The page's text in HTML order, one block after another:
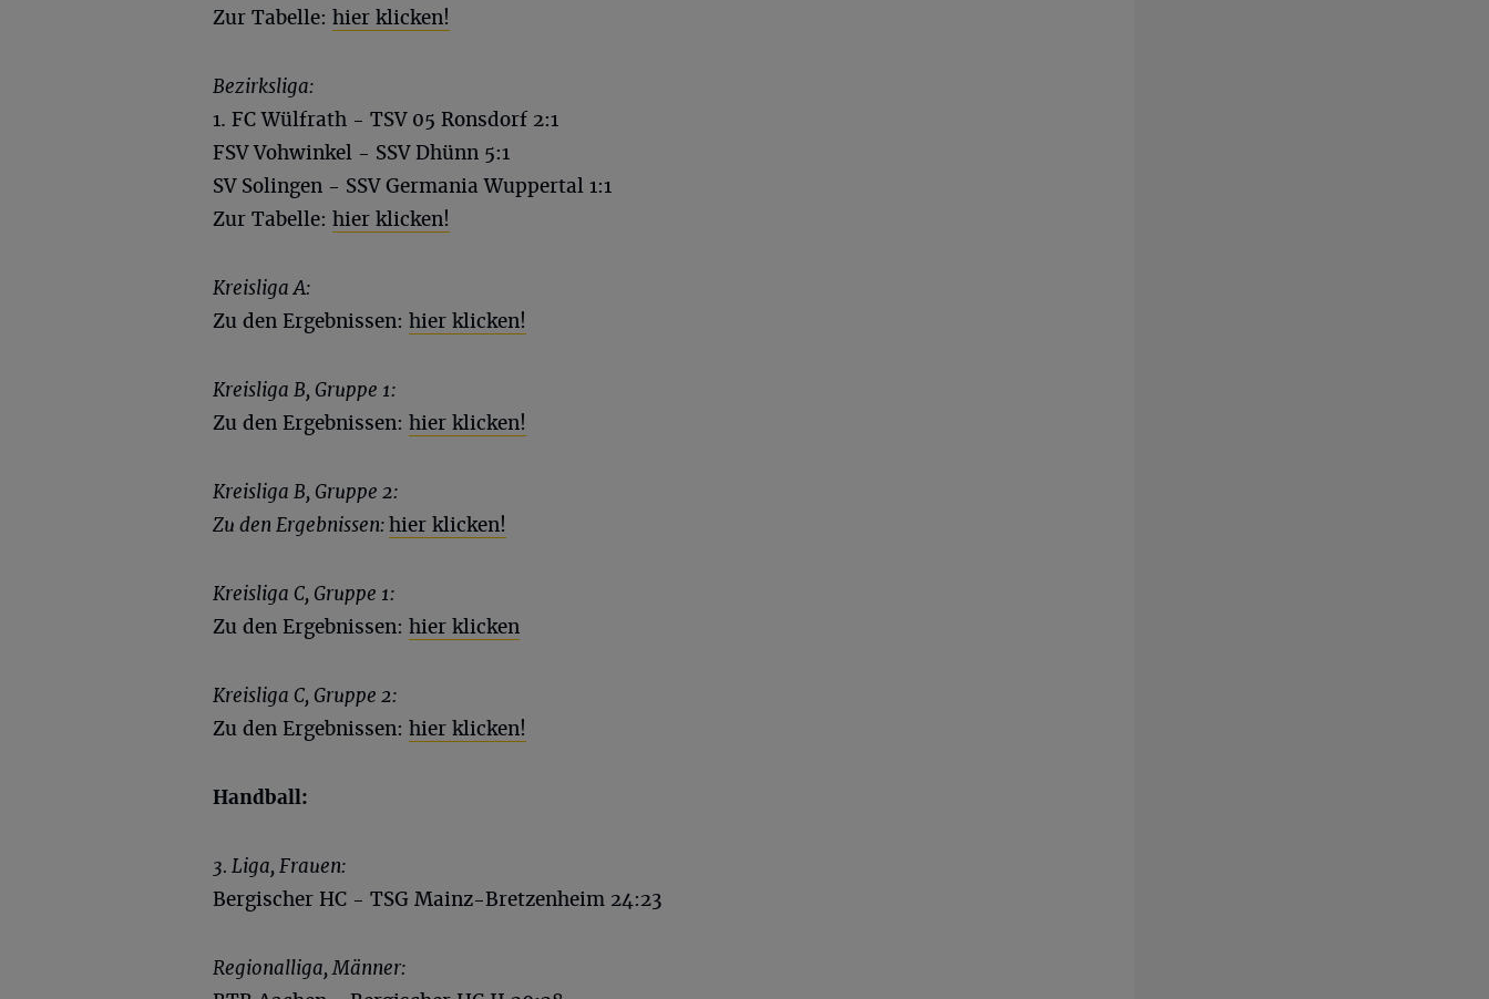
Zur Tabelle: hier klicken!
Bezirksliga:
1. FC Wülfrath - TSV 05 Ronsdorf 2:1
FSV Vohwinkel - SSV Dhünn 5:1
SV Solingen - SSV Germania Wuppertal 1:1
Zur Tabelle: hier klicken!
Kreisliga A:
Zu den Ergebnissen: hier klicken!
Kreisliga B, Gruppe 1:
Zu den Ergebnissen: hier klicken!
Kreisliga B, Gruppe 2:
Zu den Ergebnissen:hier klicken!
Kreisliga C, Gruppe 1:
Zu den Ergebnissen: hier klicken
Kreisliga C, Gruppe 2:
Zu den Ergebnissen: hier klicken!
Handball:
3. Liga, Frauen:
Bergischer HC - TSG Mainz-Bretzenheim 24:23
Regionalliga, Männer: